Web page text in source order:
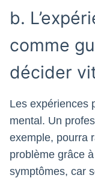
b.
comme
décider
Les expériences
mental. Un
exemple, pourra
problème grâce
symptômes, car